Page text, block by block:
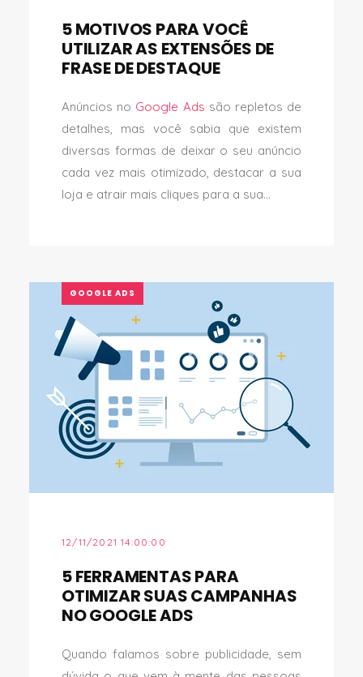
5 MOTIVOS PARA VOCÊ
UTILIZAR AS EXTENSÕES DE
FRASE DE DESTAQUE
Anúncios no Google Ads são repletos de
detalhes, mas você sabia que existem
diversas formas de deixar o seu anúncio
cada vez mais otimizado, destacar a sua
loja e atrair mais cliques para a sua...
GOOGLE ADS
12/11/2021 14:00:00
5 FERRAMENTAS PARA
OTIMIZAR SUAS CAMPANHAS
NO GOOGLE ADS
Quando falamos sobre publicidade, sem